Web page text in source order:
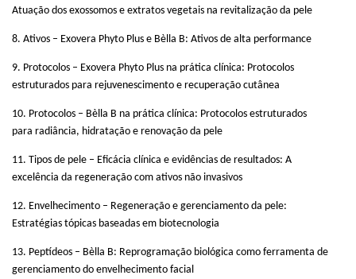
Atuação dos exossomos e extratos vegetais na revitalização da pele
8. Ativos – Exovera Phyto Plus e Bèlla B: Ativos de alta performance
9. Protocolos – Exovera Phyto Plus na prática clínica: Protocolos
estruturados para rejuvenescimento e recuperação cutânea
10. Protocolos – Bèlla B na prática clínica: Protocolos estruturados
para radiância, hidratação e renovação da pele
11. Tipos de pele – Eficácia clínica e evidências de resultados: A
excelência da regeneração com ativos não invasivos
12. Envelhecimento – Regeneração e gerenciamento da pele:
Estratégias tópicas baseadas em biotecnologia
13. Peptídeos – Bèlla B: Reprogramação biológica como ferramenta de
gerenciamento do envelhecimento facial